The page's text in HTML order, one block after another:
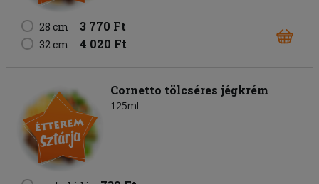
28 cm 3 770 Ft
32 cm 4 020 Ft
Cornetto tölcséres jégkrém
125ml